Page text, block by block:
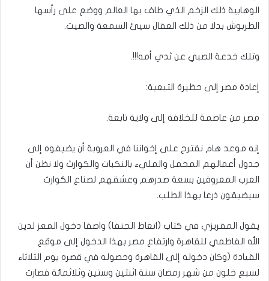
الوهابية ذلك الزخم الذي طاف بها العالم ووضع على رأسها
الطربوش بدلا من ذلك العقال سيئ السمعة والصيت.
وتلك خدعة الصبي عن ثدي أمه!!!.
إعادة مصر إلى حظيرة التبعية:
مصر من عاصمة للخلافة إلى ولاية تابعة.
إنه موعد هام نقترح على إخواننا في العروبة أن يضيفوه إلى
جدول أعمالهم المحمل والمليء بالنكبات والكوارث ولا نظن أن
العرب المعروفين بسعة صدرهم وعشقهم لصناع الكوارث
سيضيقون ذرعا بهذا الطلب.
يقول المقريزي في كتاب (اتعاظ الحنفا) واصفا دخول المعز لدين
الله الفاطمي للقاهرة وارتفاع مصر بهذا الدخول إلى موقع
القيادة (وكان دخوله إلى القاهرة وحصوله في قصره يوم الثلاثاء
لسبع خلون من شهر رمضان سنة اثنتين وستين وثلاثمائة فصارت